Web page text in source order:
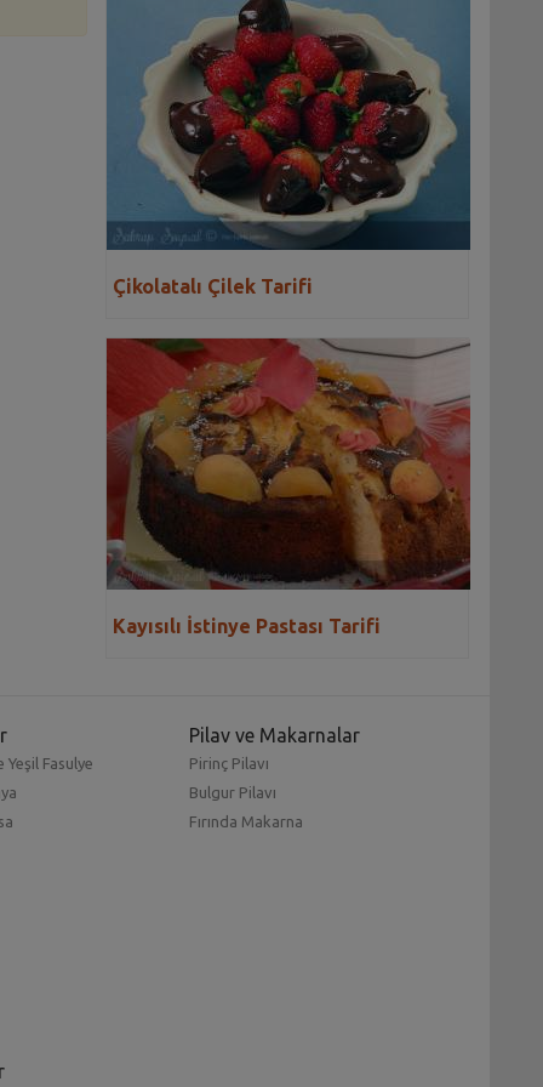
Çikolatalı Çilek Tarifi
Kayısılı İstinye Pastası Tarifi
Yeşil Fasulye
Pilav ve Makarnalar
Pirinç Pilavı
Bulgur Pilavı
Fırında Makarna